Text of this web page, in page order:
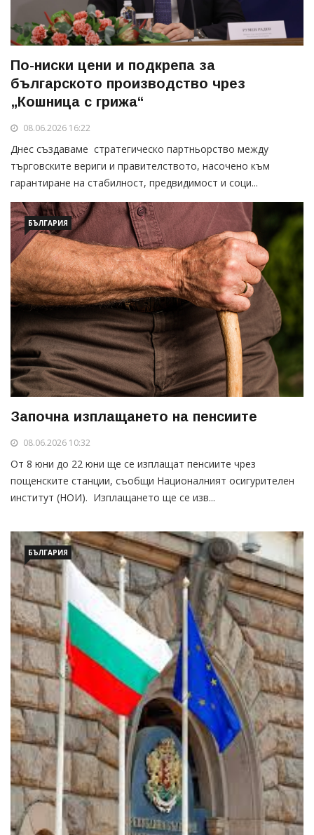
По-ниски цени и подкрепа за
българското производство чрез
„Кошница с грижа“
08.06.2026 16:22
Днес създаваме стратегическо партньорство между
търговските вериги и правителството, насочено към
гарантиране на стабилност, предвидимост и соци...
БЪЛГАРИЯ
Започна изплащането на пенсиите
08.06.2026 10:32
От 8 юни до 22 юни ще се изплащат пенсиите чрез
пощенските станции, съобщи Националният осигурителен
институт (НОИ). Изплащането ще се изв...
БЪЛГАРИЯ